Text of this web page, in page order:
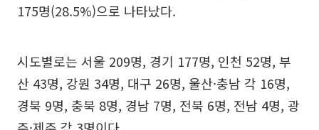
175명(28.5%)으로 나타났다.
시도별로는 서울 209명, 경기 177명, 인천 52명, 부
산 43명, 강원 34명, 대구 26명, 울산·충남 각 16명,
경북 9명, 충북 8명, 경남 7명, 전북 6명, 전남 4명, 광